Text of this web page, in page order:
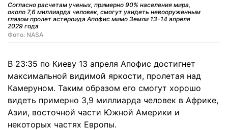
Согласно расчетам ученых, примерно 90% населения мира,
около 7,6 миллиарда человек, смогут увидеть невооруженным
глазом пролет астероида Апофис мимо Земли 13-14 апреля
2029 года
Фото: NASA
В 23:35 по Киеву 13 апреля Апофис достигнет
максимальной видимой яркости, пролетая над
Камеруном. Таким образом его смогут хорошо
видеть примерно 3,9 миллиарда человек в Африке,
Азии, восточной части Южной Америки и
некоторых частях Европы.